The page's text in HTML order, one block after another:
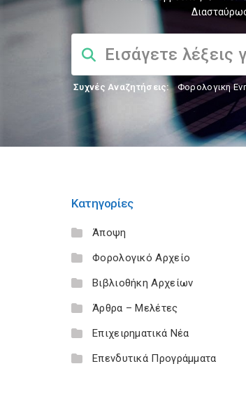
Συχνές Αναζητήσεις: Φορολογικη
Κατηγορίες
Άποψη
Φορολογικό Αρχείο
Βιβλιοθήκη Αρχείων
Άρθρα – Μελέτες
Επιχειρηματικά Νέα
Επενδυτικά Προγράμματα